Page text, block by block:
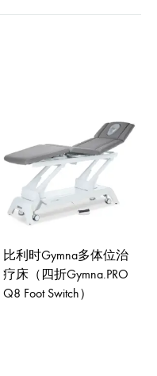
比利时Gymna多体位治
疗床（四折Gymna.PRO
Q8 Foot Switch）